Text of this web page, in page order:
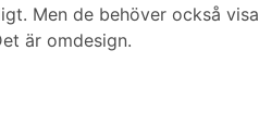
Men de behöver också
är omdesign.